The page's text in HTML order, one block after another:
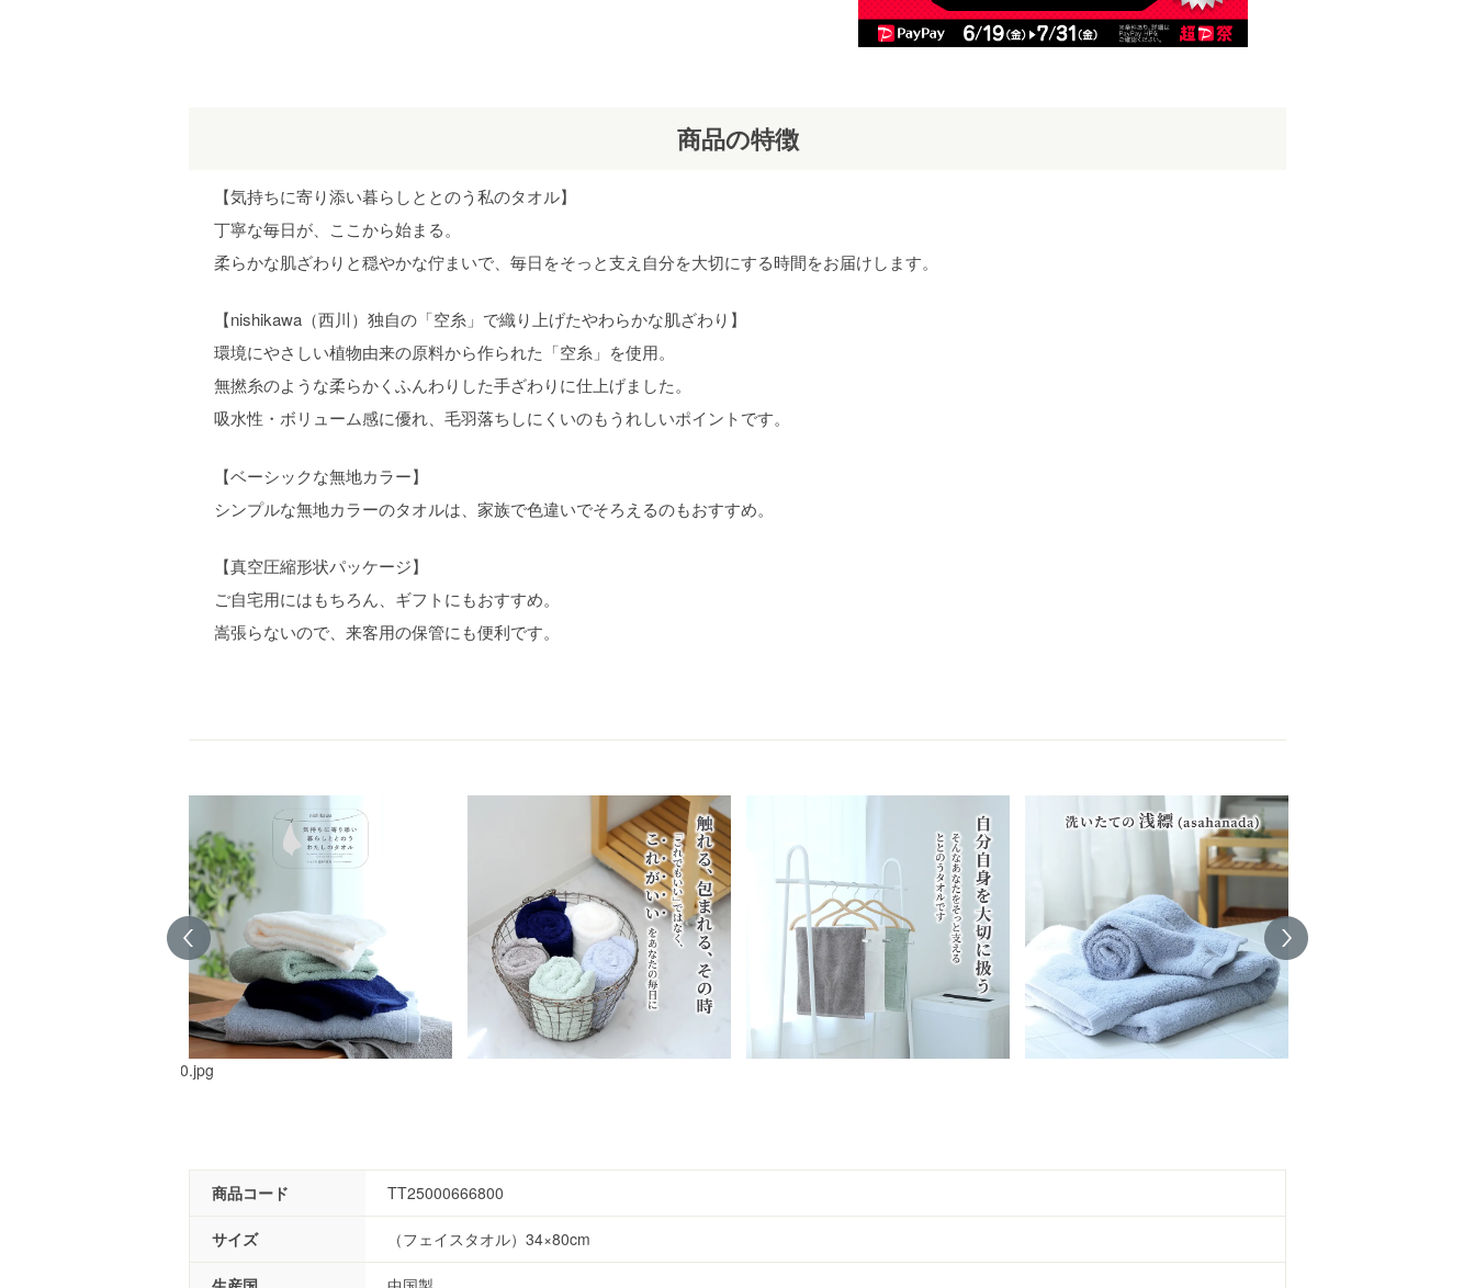
商品の特徴
【気持ちに寄り添い暮らしととのう私のタオル】
丁寧な毎日が、ここから始まる。
柔らかな肌ざわりと穏やかな佇まいで、毎日をそっと支え自分を大切にする時間をお届けします。
【nishikawa（西川）独自の「空糸」で織り上げたやわらかな肌ざわり】
環境にやさしい植物由来の原料から作られた「空糸」を使用。
無撚糸のような柔らかくふんわりした手ざわりに仕上げました。
吸水性・ボリューム感に優れ、毛羽落ちしにくいのもうれしいポイントです。
【ベーシックな無地カラー】
シンプルな無地カラーのタオルは、家族で色違いでそろえるのもおすすめ。
【真空圧縮形状パッケージ】
ご自宅用にはもちろん、ギフトにもおすすめ。
嵩張らないので、来客用の保管にも便利です。
TT25000666500_10.jpg
商品コード TT25000666800
サイズ （フェイスタオル）34×80cm